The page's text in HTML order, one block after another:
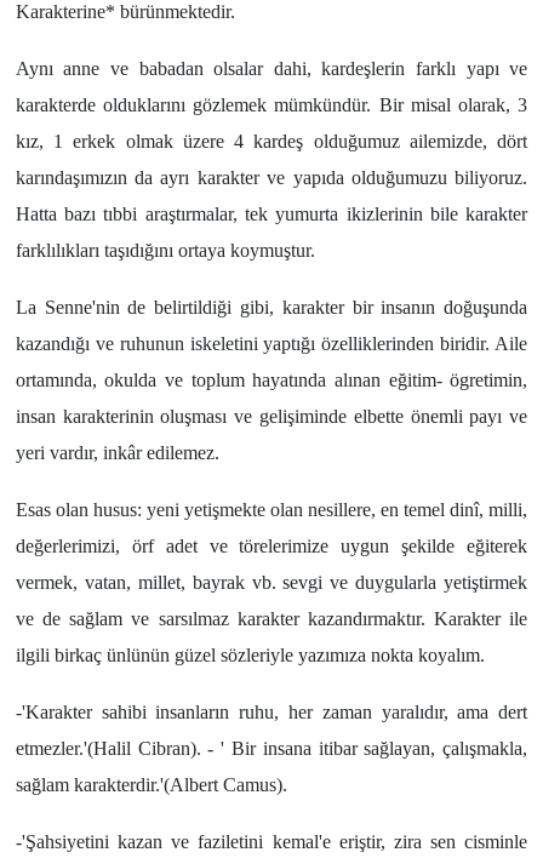
Karakterine* bürünmektedir.
Aynı anne ve babadan olsalar dahi, kardeşlerin farklı yapı ve
karakterde olduklarını gözlemek mümkündür. Bir misal olarak, 3
kız, 1 erkek olmak üzere 4 kardeş olduğumuz ailemizde, dört
karındaşımızın da ayrı karakter ve yapıda olduğumuzu biliyoruz.
Hatta bazı tıbbi araştırmalar, tek yumurta ikizlerinin bile karakter
farklılıkları taşıdığını ortaya koymuştur.
La Senne'nin de belirtildiği gibi, karakter bir insanın doğuşunda
kazandığı ve ruhunun iskeletini yaptığı özelliklerinden biridir. Aile
ortamında, okulda ve toplum hayatında alınan eğitim- ögretimin,
insan karakterinin oluşması ve gelişiminde elbette önemli payı ve
yeri vardır, inkâr edilemez.
Esas olan husus: yeni yetişmekte olan nesillere, en temel dinî, milli,
değerlerimizi, örf adet ve törelerimize uygun şekilde eğiterek
vermek, vatan, millet, bayrak vb. sevgi ve duygularla yetiştirmek
ve de sağlam ve sarsılmaz karakter kazandırmaktır. Karakter ile
ilgili birkaç ünlünün güzel sözleriyle yazımıza nokta koyalım.
-'Karakter sahibi insanların ruhu, her zaman yaralıdır, ama dert
etmezler.'(Halil Cibran). - ' Bir insana itibar sağlayan, çalışmakla,
sağlam karakterdir.'(Albert Camus).
-'Şahsiyetini kazan ve faziletini kemal'e eriştir, zira sen cisminle